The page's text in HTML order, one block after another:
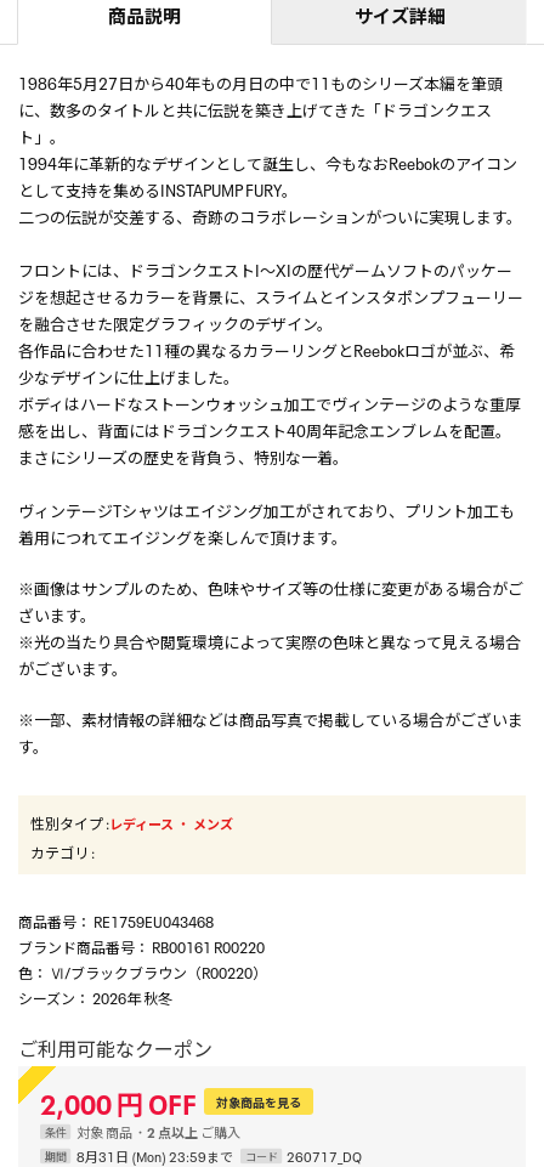
商品説明 サイズ詳細
1986年5月27日から40年もの月日の中で11ものシリーズ本編を筆頭
に、数多のタイトルと共に伝説を築き上げてきた「ドラゴンクエス
ト」。
1994年に革新的なデザインとして誕生し、今もなおReebokのアイコン
として支持を集めるINSTAPUMP FURY。
二つの伝説が交差する、奇跡のコラボレーションがついに実現します。
フロントには、ドラゴンクエストI～XIの歴代ゲームソフトのパッケー
ジを想起させるカラーを背景に、スライムとインスタポンプフューリー
を融合させた限定グラフィックのデザイン。
各作品に合わせた11種の異なるカラーリングとReebokロゴが並ぶ、希
少なデザインに仕上げました。
ボディはハードなストーンウォッシュ加工でヴィンテージのような重厚
感を出し、背面にはドラゴンクエスト40周年記念エンブレムを配置。
まさにシリーズの歴史を背負う、特別な一着。
ヴィンテージTシャツはエイジング加工がされており、プリント加工も
着用につれてエイジングを楽しんで頂けます。
※画像はサンプルのため、色味やサイズ等の仕様に変更がある場合がご
ざいます。
※光の当たり具合や閲覧環境によって実際の色味と異なって見える場合
がございます。
※一部、素材情報の詳細などは商品写真で掲載している場合がございま
す。
性別タイプ:レディース ・ メンズ
カテゴリ :
商品番号 ： RE1759EU043468
ブランド商品番号 ： RB00161 R00220
色 ： Ⅵ/ブラックブラウン（R00220）
シーズン ： 2026年 秋冬
ご利用可能なクーポン
2,000円OFF 対象商品を見る
条件 対象商品 2 点以上
期間 8月31日 (Mon) 23:59まで コード 260717_DQ